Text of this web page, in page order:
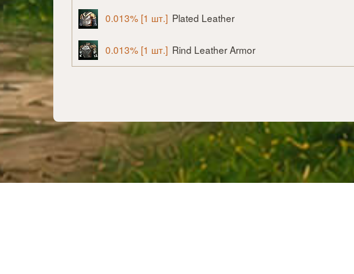
0.013% [1 шт.] Plated Leather
0.013% [1 шт.] Rind Leather Armor